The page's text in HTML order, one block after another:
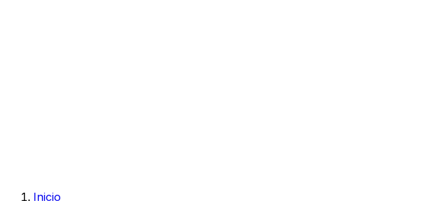
Inicio